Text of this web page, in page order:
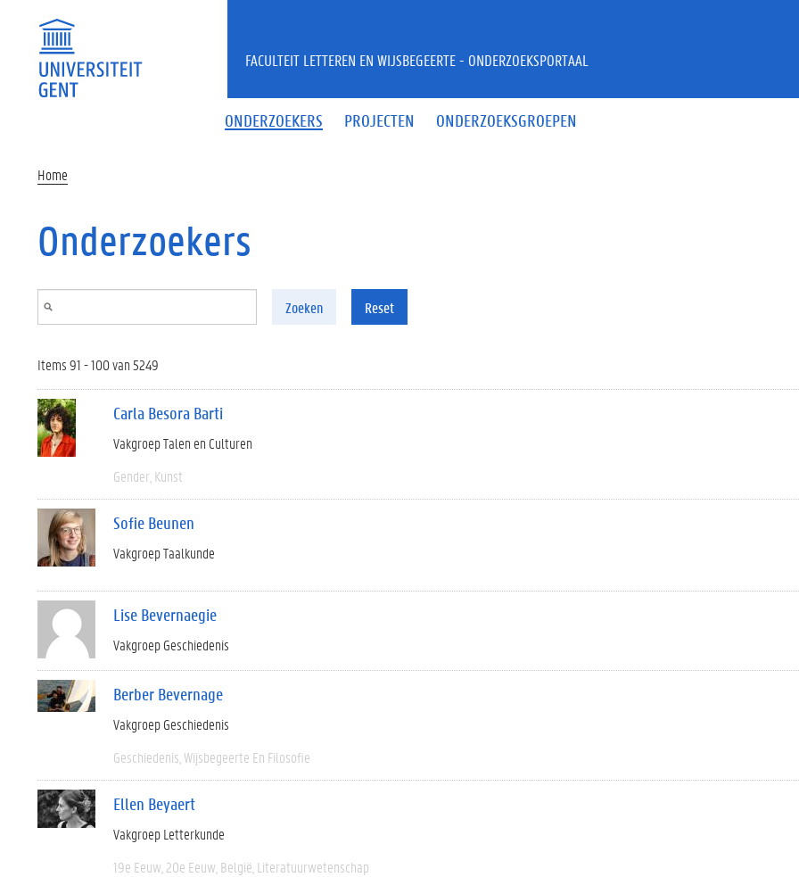
ONDERZOEKERS PROJECTEN ONDERZOEKSGROEPEN
FACULTEIT LETTEREN EN WIJSBEGEERTE - ONDERZOEKSPORTAAL
Home
Onderzoekers
Zoeken Reset
Items 91 - 100 van 5249
Carla Besora Barti
Vakgroep Talen en Culturen
Gender Kunst
Sofie Beunen
Vakgroep Taalkunde
Lise Bevernaegie
Vakgroep Geschiedenis
Berber Bevernage
Vakgroep Geschiedenis
Geschiedenis Wijsbegeerte En Filosofie
Ellen Beyaert
Vakgroep Letterkunde
19e Eeuw 20e Eeuw België Literatuurwetenschap